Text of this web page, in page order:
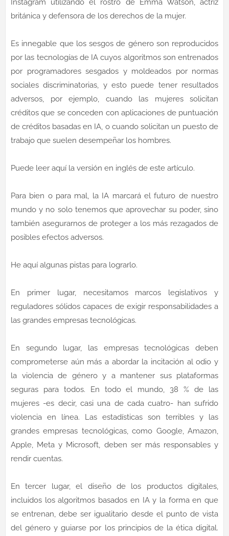
Instagram utilizando el rostro de Emma Watson, actriz
británica y defensora de los derechos de la mujer.
Es innegable que los sesgos de género son reproducidos
por las tecnologías de IA cuyos algoritmos son entrenados
por programadores sesgados y moldeados por normas
sociales discriminatorias, y esto puede tener resultados
adversos, por ejemplo, cuando las mujeres solicitan
créditos que se conceden con aplicaciones de puntuación
de créditos basadas en IA, o cuando solicitan un puesto de
trabajo que suelen desempeñar los hombres.
Puede leer aquí la versión en inglés de este artículo.
Para bien o para mal, la IA marcará el futuro de nuestro
mundo y no solo tenemos que aprovechar su poder, sino
también asegurarnos de proteger a los más rezagados de
posibles efectos adversos.
He aquí algunas pistas para lograrlo.
En primer lugar, necesitamos marcos legislativos y
reguladores sólidos capaces de exigir responsabilidades a
las grandes empresas tecnológicas.
En segundo lugar, las empresas tecnológicas deben
comprometerse aún más a abordar la incitación al odio y
la violencia de género y a mantener sus plataformas
seguras para todos. En todo el mundo, 38 % de las
mujeres -es decir, casi una de cada cuatro- han sufrido
violencia en línea. Las estadísticas son terribles y las
grandes empresas tecnológicas, como Google, Amazon,
Apple, Meta y Microsoft, deben ser más responsables y
rendir cuentas.
En tercer lugar, el diseño de los productos digitales,
incluidos los algoritmos basados en IA y la forma en que
se entrenan, debe ser igualitario desde el punto de vista
del género y guiarse por los principios de la ética digital.